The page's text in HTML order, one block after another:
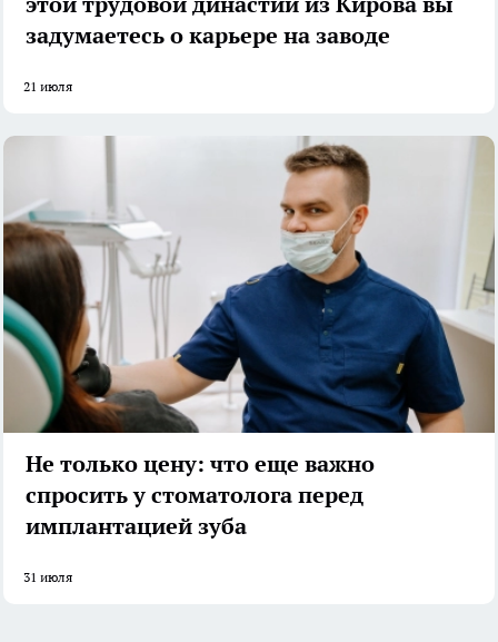
задумаетесь о карьере на заводе
21 июля
Не только цену: что еще важно
спросить у стоматолога перед
имплантацией зуба
31 июля